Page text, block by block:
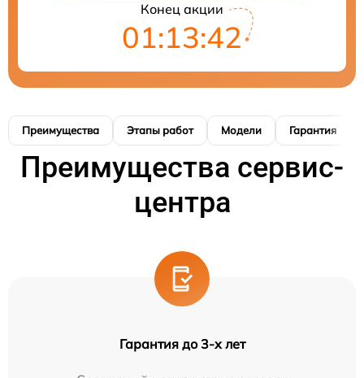
Конец акции
01:13:41
Преимущества Этапы работ Модели Гарантия
Преимущества сервис-
центра
Гарантия до 3-х лет